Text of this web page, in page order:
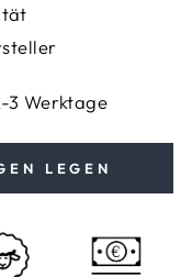
3 Werktage
LEGEN